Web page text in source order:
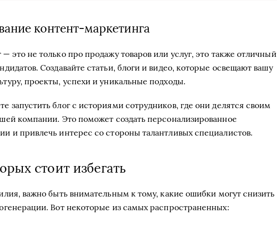
контент-маркетинга
это не только про продажу товаров или услуг, это также отличный
Создавайте статьи, блоги и видео, которые освещают вашу
проекты, успехи и уникальные подходы.
запустить блог с историями сотрудников, где они делятся своим
компании. Это поможет создать персонализированное
и привлечь интерес со стороны талантливых специалистов.
стоит избегать
важно быть внимательным к тому, какие ошибки могут снизить
Вот некоторые из самых распространенных: